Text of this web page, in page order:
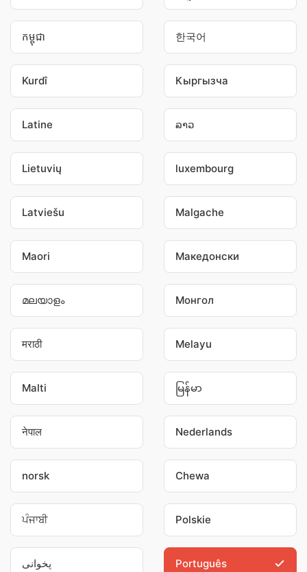
កម្ពុជា 한국어
Kurdî Кыргызча
Latine ລາວ
Lietuvių luxembourg
Latviešu Malgache
Maori Македонски
മലയാളം Монгол
मराठी Melayu
Malti မြန်မာ
नेपाल Nederlands
norsk Chewa
ਪੰਜਾਬੀ Polskie
پخوانی Português